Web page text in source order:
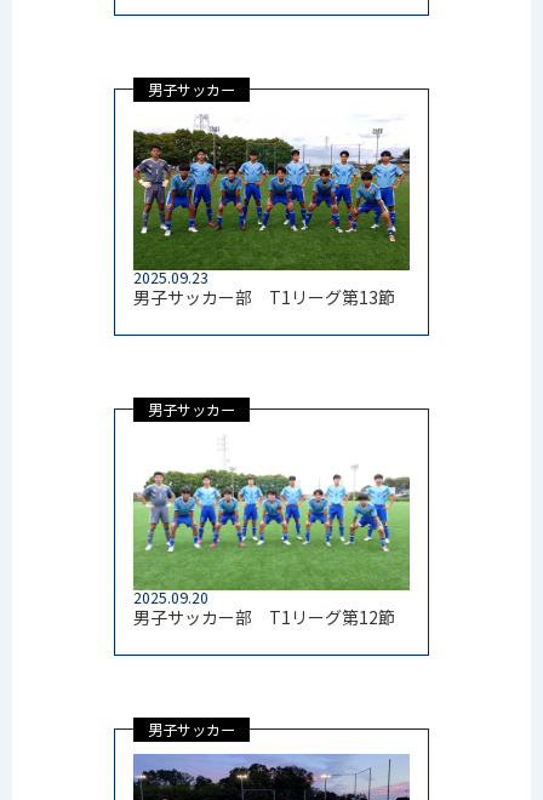
男子サッカー
2025.09.23
男子サッカー部 T1リーグ第13節
男子サッカー
2025.09.20
男子サッカー部 T1リーグ第12節
男子サッカー